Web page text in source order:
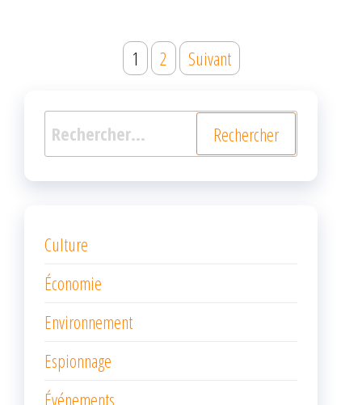
Navigation
articles
1 2 Suivant
Rechercher :
Culture
Économie
Environnement
Espionnage
Événements